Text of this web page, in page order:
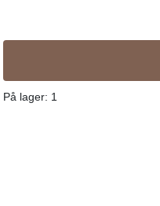
På lager: 1